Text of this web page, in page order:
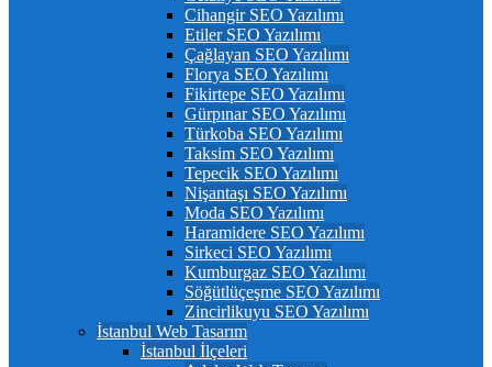
Cihangir SEO Yazılımı
Etiler SEO Yazılımı
Çağlayan SEO Yazılımı
Florya SEO Yazılımı
Fikirtepe SEO Yazılımı
Gürpınar SEO Yazılımı
Türkoba SEO Yazılımı
Taksim SEO Yazılımı
Tepecik SEO Yazılımı
Nişantaşı SEO Yazılımı
Moda SEO Yazılımı
Haramidere SEO Yazılımı
Sirkeci SEO Yazılımı
Kumburgaz SEO Yazılımı
Söğütlüçeşme SEO Yazılımı
Zincirlikuyu SEO Yazılımı
İstanbul Web Tasarım
İstanbul İlçeleri